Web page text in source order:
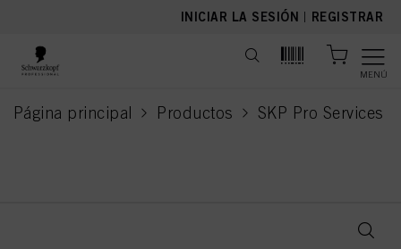
INICIAR LA SESIÓN | REGISTRAR
MENÚ
Página principal Productos SKP Pro Services
current page